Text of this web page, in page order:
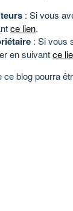
: Si vous
ce lien.
: Si vous
en suivantce
ce blog pourra